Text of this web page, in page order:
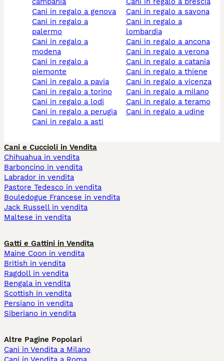
cani in regalo a genova
cani in regalo a
palermo
cani in regalo a
modena
cani in regalo a
piemonte
cani in regalo a pavia
cani in regalo a torino
cani in regalo a lodi
cani in regalo a perugia
cani in regalo a asti
cani in regalo a savona
cani in regalo a
lombardia
cani in regalo a ancona
cani in regalo a verona
cani in regalo a catania
cani in regalo a thiene
cani in regalo a vicenza
cani in regalo a milano
cani in regalo a teramo
cani in regalo a udine
Cani e Cuccioli in Vendita
Chihuahua in vendita
Barboncino in vendita
Labrador in vendita
Pastore Tedesco in vendita
Bouledogue Francese in vendita
Jack Russell in vendita
Maltese in vendita
Gatti e Gattini in Vendita
Maine Coon in vendita
British in vendita
Ragdoll in vendita
Bengala in vendita
Scottish in vendita
Persiano in vendita
Siberiano in vendita
Altre Pagine Popolari
Cani in Vendita a Milano